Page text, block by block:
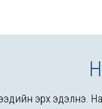
эрх эдэлнэ.